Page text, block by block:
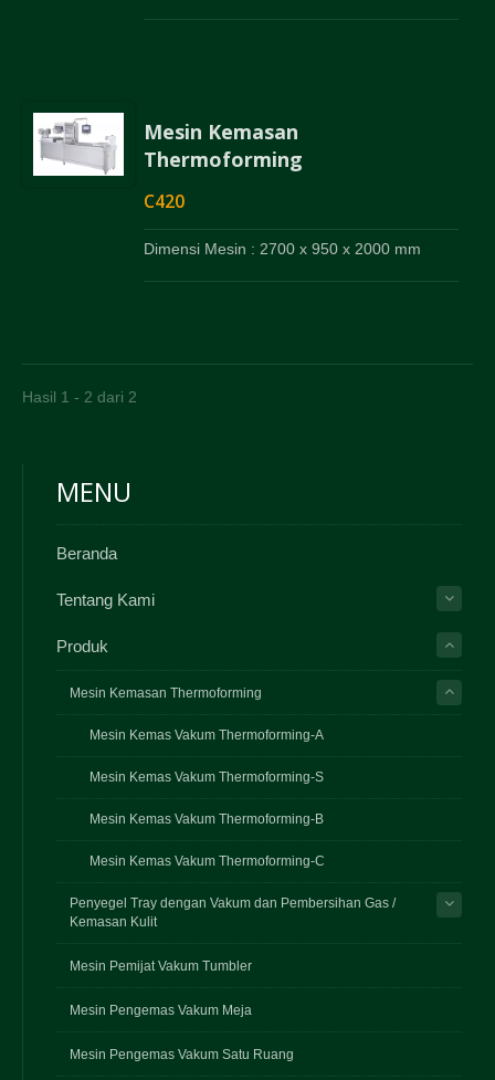
Mesin Kemasan
Thermoforming
C420
Dimensi Mesin : 2700 x 950 x 2000 mm
Hasil 1 - 2 dari 2
MENU
Beranda
Tentang Kami
Produk
Mesin Kemasan Thermoforming
Mesin Kemas Vakum Thermoforming-A
Mesin Kemas Vakum Thermoforming-S
Mesin Kemas Vakum Thermoforming-B
Mesin Kemas Vakum Thermoforming-C
Penyegel Tray dengan Vakum dan Pembersihan Gas /
Kemasan Kulit
Mesin Pemijat Vakum Tumbler
Mesin Pengemas Vakum Meja
Mesin Pengemas Vakum Satu Ruang